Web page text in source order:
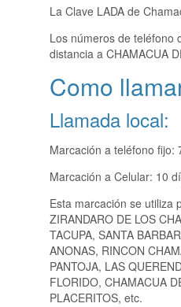
La Clave LADA de
Los números de teléfono
distancia a CHAMACUA
Como
Llamada local:
Marcación a teléfono fijo:
Marcación a Celular: 10
Esta marcación se utiliza
ZIRANDARO DE LOS
TACUPA, SANTA
ANONAS, RINCON
PANTOJA, LAS
FLORIDO, CHAMACUA
PLACERITOS, etc.